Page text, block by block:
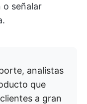
o señalar
analistas
que
a gran